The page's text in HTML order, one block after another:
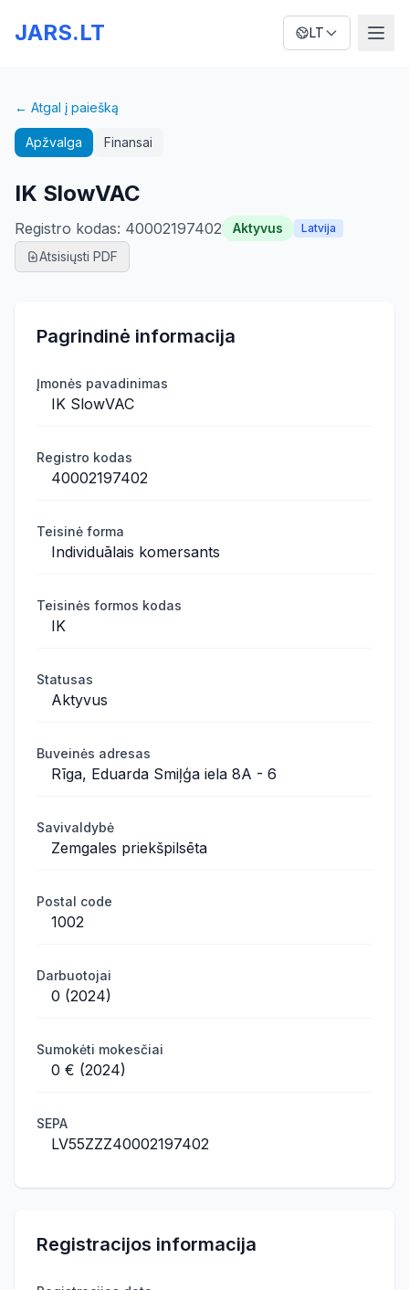
JARS.LT LT
← Atgal į paiešką
Apžvalga Finansai
IK SlowVAC
Registro kodas: 40002197402 Aktyvus Latvija
Atsisiųsti PDF
Pagrindinė informacija
Įmonės pavadinimas
IK SlowVAC
Registro kodas
40002197402
Teisinė forma
Individuālais komersants
Teisinės formos kodas
IK
Statusas
Aktyvus
Buveinės adresas
Rīga, Eduarda Smiļģa iela 8A - 6
Savivaldybė
Zemgales priekšpilsēta
Postal code
1002
Darbuotojai
0 (2024)
Sumokėti mokesčiai
0 € (2024)
SEPA
LV55ZZZ40002197402
Registracijos informacija